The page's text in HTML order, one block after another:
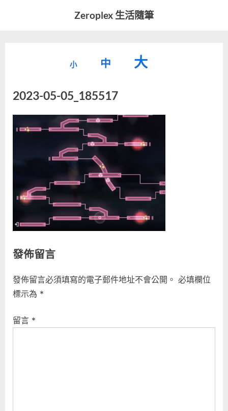
Zeroplex 生活隨筆
發
活
事
小
型
小。
中
重
型
大
小。
大
小。
2023-05-05_185517
發佈留言
發佈留言必須填寫的電子郵件地址不會公開。 必填欄位
標示為 *
留言 *